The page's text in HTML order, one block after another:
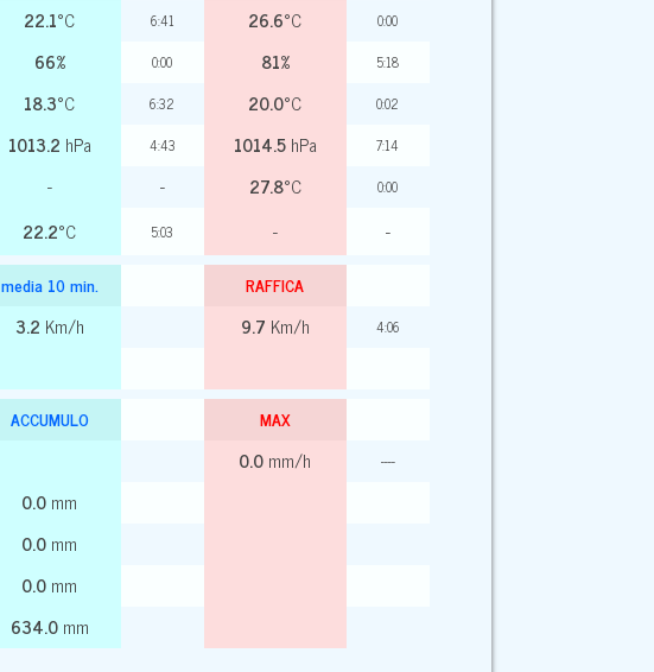
22.1°C 6:41 26.6°C 0:00
66% 0:00 81% 5:18
18.3°C 6:32 20.0°C 0:02
1013.2 hPa 4:43 1014.5 hPa 7:14
- - 27.8°C 0:00
22.2°C 5:03 -
-
media 10 min. RAFFICA
3.2 Km/h 9.7 Km/h 4:06
ACCUMULO MAX
0.0 mm/h ----
0.0 mm
0.0 mm
0.0 mm
634.0mm